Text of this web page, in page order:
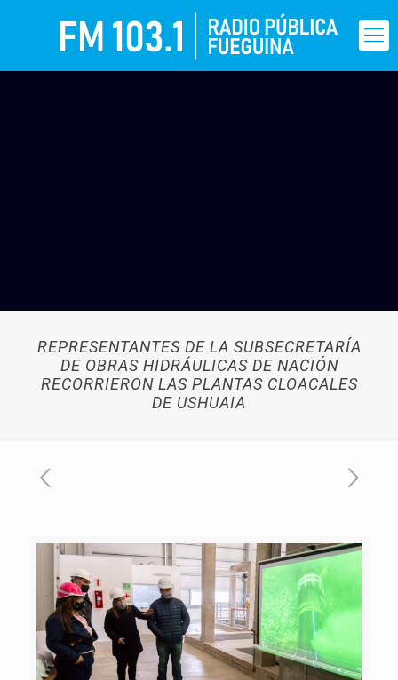
REPRESENTANTES DE LA SUBSECRETARÍA
DE OBRAS HIDRÁULICAS DE NACIÓN
RECORRIERON LAS PLANTAS CLOACALES
DE USHUAIA